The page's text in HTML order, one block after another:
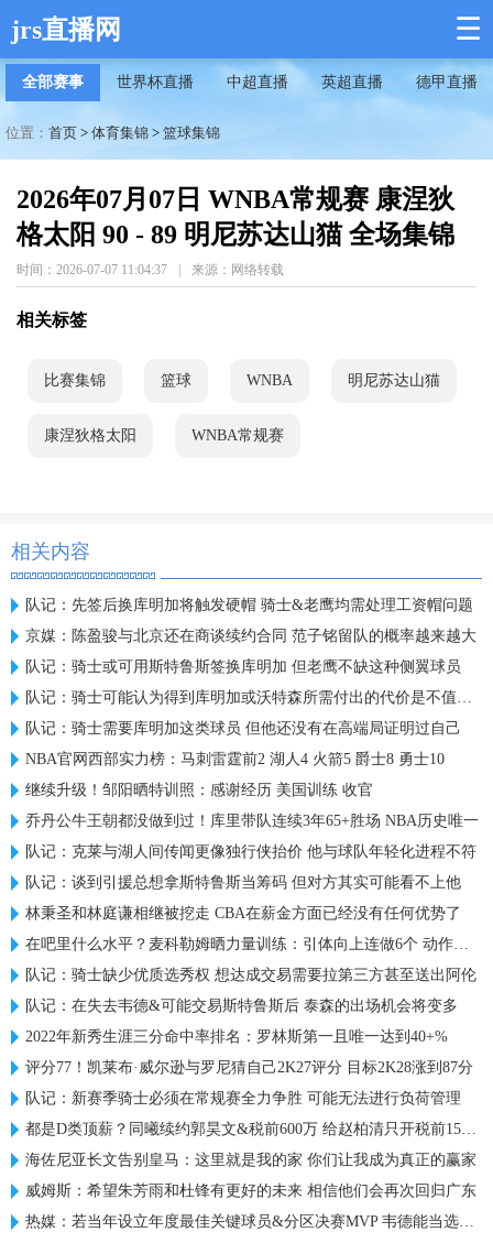
jrs直播网 ☰
全部赛事 世界杯直播 中超直播 英超直播 德甲直播
位置： 首页 > 体育集锦 > 篮球集锦
2026年07月07日 WNBA常规赛 康涅狄
格太阳 90 - 89 明尼苏达山猫 全场集锦
时间：2026-07-07 11:04:37 来源：网络转载
相关标签
比赛集锦 篮球 WNBA 明尼苏达山猫
康涅狄格太阳 WNBA常规赛
相关内容
队记：先签后换库明加将触发硬帽 骑士&老鹰均需处理工资帽问题
京媒：陈盈骏与北京还在商谈续约合同 范子铭留队的概率越来越大
队记：骑士或可用斯特鲁斯签换库明加 但老鹰不缺这种侧翼球员
队记：骑士可能认为得到库明加或沃特森所需付出的代价是不值得的
队记：骑士需要库明加这类球员 但他还没有在高端局证明过自己
NBA官网西部实力榜：马刺雷霆前2 湖人4 火箭5 爵士8 勇士10
继续升级！邹阳晒特训照：感谢经历 美国训练 收官
乔丹公牛王朝都没做到过！库里带队连续3年65+胜场 NBA历史唯一
队记：克莱与湖人间传闻更像独行侠抬价 他与球队年轻化进程不符
队记：谈到引援总想拿斯特鲁斯当筹码 但对方其实可能看不上他
林秉圣和林庭谦相继被挖走 CBA在薪金方面已经没有任何优势了
在吧里什么水平？麦科勒姆晒力量训练：引体向上连做6个 动作很稳
队记：骑士缺少优质选秀权 想达成交易需要拉第三方甚至送出阿伦
队记：在失去韦德&可能交易斯特鲁斯后 泰森的出场机会将变多
2022年新秀生涯三分命中率排名：罗林斯第一且唯一达到40+%
评分77！凯莱布·威尔逊与罗尼猜自己2K27评分 目标2K28涨到87分
队记：新赛季骑士必须在常规赛全力争胜 可能无法进行负荷管理
都是D类顶薪？同曦续约郭昊文&税前600万 给赵柏清只开税前150万
海佐尼亚长文告别皇马：这里就是我的家 你们让我成为真正的赢家
威姆斯：希望朱芳雨和杜锋有更好的未来 相信他们会再次回归广东
热媒：若当年设立年度最佳关键球员&分区决赛MVP 韦德能当选吗？